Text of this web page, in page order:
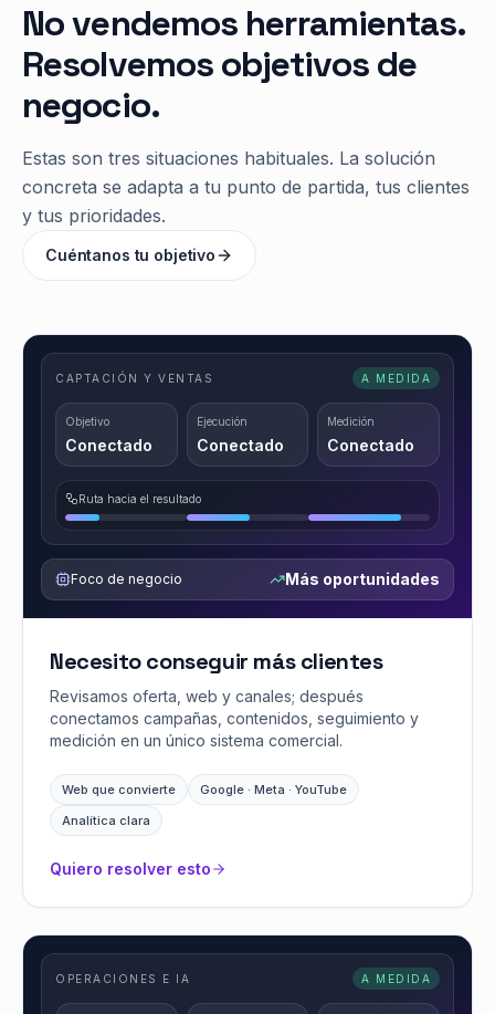
No vendemos herramientas.
Resolvemos objetivos de
negocio.
Estas son tres situaciones habituales. La solución
concreta se adapta a tu punto de partida, tus clientes
y tus prioridades.
Cuéntanos tu objetivo
CAPTACIÓN Y VENTAS A MEDIDA
Objetivo
Conectado
Ejecución
Conectado
Medición
Conectado
Ruta hacia el resultado
Foco de negocio Más oportunidades
Necesito conseguir más clientes
Revisamos oferta, web y canales; después
conectamos campañas, contenidos, seguimiento y
medición en un único sistema comercial.
Web que convierte
Google · Meta · YouTube
Analítica clara
Quiero resolver esto
OPERACIONES E IA A MEDIDA